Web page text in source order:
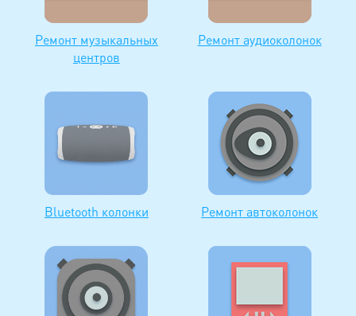
Ремонт музыкальных
центров
Ремонт аудиоколонок
Bluetooth колонки Ремонт автоколонок